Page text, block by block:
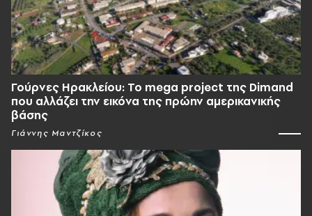
Γούρνες Ηρακλείου: To mega project της Dimand
που αλλάζει την εικόνα της πρώην αμερικανικής
βάσης
Γιάννης Μαντζίκος